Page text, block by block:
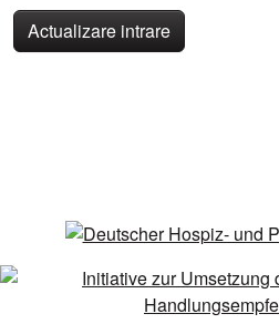
Actualizare intrare